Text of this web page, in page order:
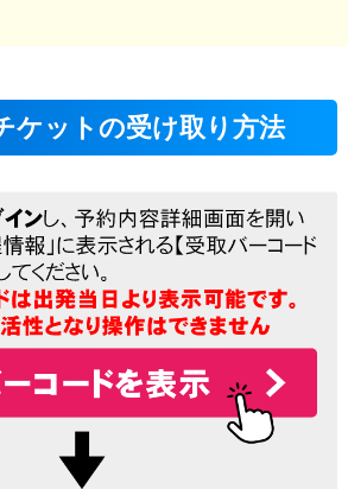
ケットの受け取り方法